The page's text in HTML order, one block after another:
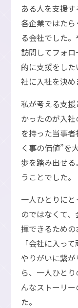
ある人を支援す
各企業ではた
る会社でした
訪問してフォ
的に支援をし
社に入社を決め
私が考える支
かったのが入
を持った当事
く事の価値”を
歩を踏み出せ
うことでした。
一人ひとりに
のではなくて
揮できるための
「会社に入っ
やりがいに繋
ら、一人ひと
んなストーリ
た。